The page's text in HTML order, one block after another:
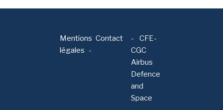
Mentions
légales
Contact -
CFE-
CGC
Airbus
Defence
and
Space